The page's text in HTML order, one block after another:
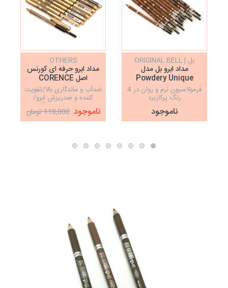
بل | ORIGINAL BELL
مداد ابرو بل مدل
Powdery Unique
فرمولاسیون نرم و روان در 4
رنگ پرکاربرد
ناموجود
OTHERS
مداد ابرو حرفه ای کورنس
اصل CORENCE
ضدآب و ماندگاری بالا/تقویت
کننده و ضدریزش ابرو/
ساخت کشور کره/رنگبندی
پرکاربرد/کاملا اورجینال
ناموجود 110,000 تومان